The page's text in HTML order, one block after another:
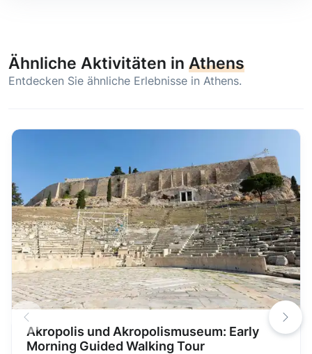
Ähnliche Aktivitäten in Athens
Entdecken Sie ähnliche Erlebnisse in Athens.
Akropolis und Akropolismuseum: Early
Morning Guided Walking Tour